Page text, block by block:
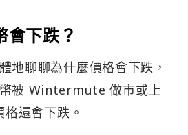
會下跌？
地聊聊為什麼價格會下跌，
被 Wintermute 做市或上
還會下跌。